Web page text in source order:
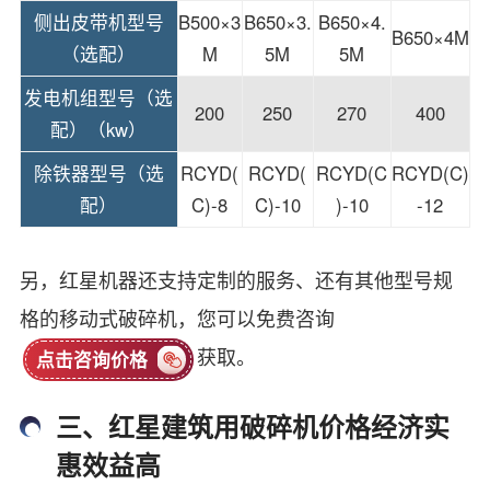
侧出皮带机型号
（选配）
B500×3
M
B650×3.
5M
B650×4.
5M
B650×4M
发电机组型号（选
配）（kw）
200 250 270 400
除铁器型号（选
配）
RCYD(
C)-8
RCYD(
C)-10
RCYD(C
)-10
RCYD(C)
-12
另，红星机器还支持定制的服务、还有其他型号规
格的移动式破碎机，您可以免费咨询
点击咨询价格 获取。
三、红星建筑用破碎机价格经济实
惠效益高